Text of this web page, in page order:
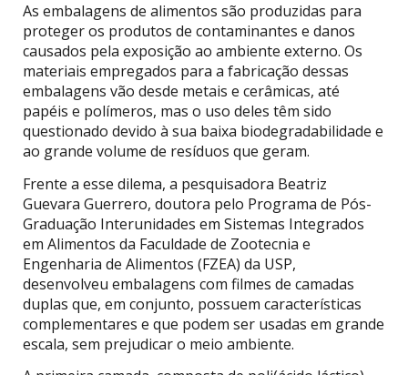
As embalagens de alimentos são produzidas para
proteger os produtos de contaminantes e danos
causados pela exposição ao ambiente externo. Os
materiais empregados para a fabricação dessas
embalagens vão desde metais e cerâmicas, até
papéis e polímeros, mas o uso deles têm sido
questionado devido à sua baixa biodegradabilidade e
ao grande volume de resíduos que geram.
Frente a esse dilema, a pesquisadora Beatriz
Guevara Guerrero, doutora pelo Programa de Pós-
Graduação Interunidades em Sistemas Integrados
em Alimentos da Faculdade de Zootecnia e
Engenharia de Alimentos (FZEA) da USP,
desenvolveu embalagens com filmes de camadas
duplas que, em conjunto, possuem características
complementares e que podem ser usadas em grande
escala, sem prejudicar o meio ambiente.